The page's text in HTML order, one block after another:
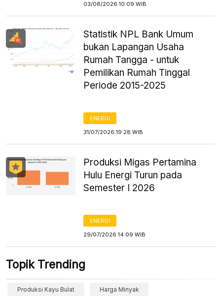
03/08/2026 10:09 WIB
Statistik NPL Bank Umum
bukan Lapangan Usaha
Rumah Tangga - untuk
Pemilikan Rumah Tinggal
Periode 2015-2025
ENERGI
31/07/2026 19:28 WIB
Produksi Migas Pertamina
Hulu Energi Turun pada
Semester I 2026
ENERGI
29/07/2026 14:09 WIB
Topik Trending
Produksi Kayu Bulat Harga Minyak